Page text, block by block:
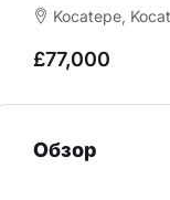
Kocatepe, Kocatepe Mahallesi,
£77,000
Обзор